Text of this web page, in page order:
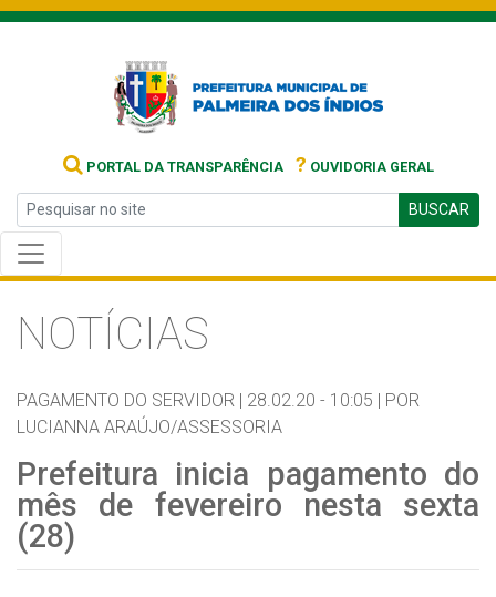
PORTAL DA TRANSPARÊNCIA ? OUVIDORIA GERAL
BUSCAR
NOTÍCIAS
PAGAMENTO DO SERVIDOR | 28.02.20 - 10:05 | POR
LUCIANNA ARAÚJO/ASSESSORIA
Prefeitura inicia pagamento do
mês de fevereiro nesta sexta
(28)